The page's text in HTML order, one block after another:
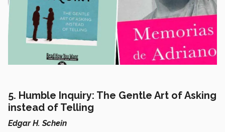
5. Humble Inquiry: The Gentle Art of Asking
instead of Telling
Edgar H. Schein